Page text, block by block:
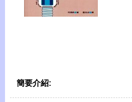
簡要介紹: